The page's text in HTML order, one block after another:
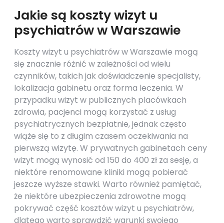
Jakie są koszty wizyt u
psychiatrów w Warszawie
Koszty wizyt u psychiatrów w Warszawie mogą
się znacznie różnić w zależności od wielu
czynników, takich jak doświadczenie specjalisty,
lokalizacja gabinetu oraz forma leczenia. W
przypadku wizyt w publicznych placówkach
zdrowia, pacjenci mogą korzystać z usług
psychiatrycznych bezpłatnie, jednak często
wiąże się to z długim czasem oczekiwania na
pierwszą wizytę. W prywatnych gabinetach ceny
wizyt mogą wynosić od 150 do 400 zł za sesję, a
niektóre renomowane kliniki mogą pobierać
jeszcze wyższe stawki. Warto również pamiętać,
że niektóre ubezpieczenia zdrowotne mogą
pokrywać część kosztów wizyt u psychiatrów,
dlatego warto sprawdzić warunki swojego